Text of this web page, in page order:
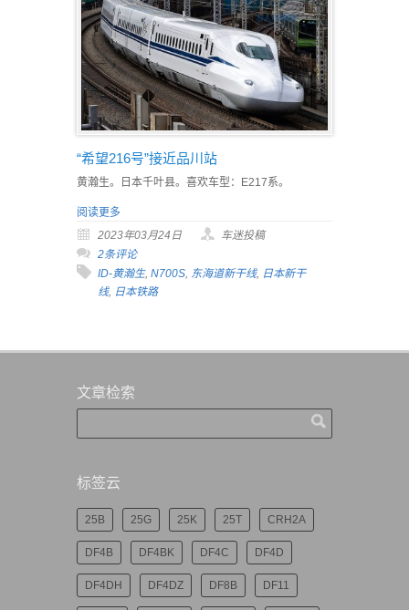
“希望216号”接近品川站
黄瀚生。日本千叶县。喜欢车型：E217系。
阅读更多
2023年03月24日
车迷投稿
2条评论
ID-黄瀚生, N700S 东海道新干线, 日本新干
线, 日本铁路
文章检索
标签云
25B 25G 25K 25T CRH2A
DF4B DF4BK DF4C DF4D
DF4DH DF4DZ DF8B DF11